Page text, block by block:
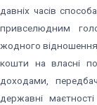
давніх часів
привселюдним
жодного відношення
кошти на власні
доходами,
державні